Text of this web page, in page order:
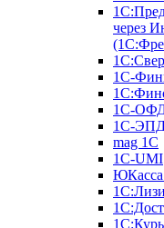
через
1С-
1С-
1С-
mag 1C
1C-UMI